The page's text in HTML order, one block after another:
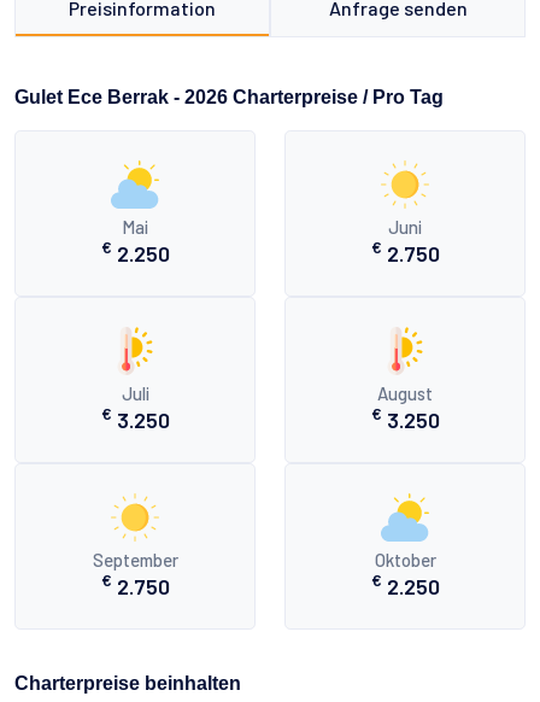
Preisinformation Anfrage senden
Gulet Ece Berrak - 2026 Charterpreise / Pro Tag
Mai
€ 2.250
Juni
€ 2.750
Juli
€ 3.250
August
€ 3.250
September
€ 2.750
Oktober
€ 2.250
Charterpreise beinhalten